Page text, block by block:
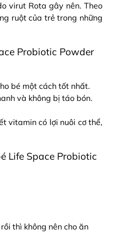
virut Rota gây nên. Theo
ruột của trẻ trong những
Probiotic Powder
bé một cách tốt nhất.
và không bị táo bón.
vitamin có lợi nuôi cơ thể,
Life Space Probiotic
thì không nên cho ăn